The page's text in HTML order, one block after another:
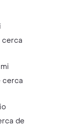
cerca
cerca
de